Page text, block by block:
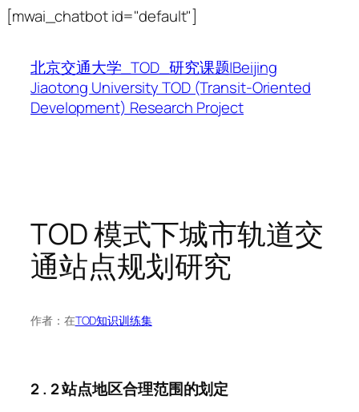
[mwai_chatbot id="default"]
内
容
北京交通大学_TOD_研究课题|Beijing
Jiaotong University TOD (Transit-Oriented
Development) Research Project
TOD 模式下城市轨道交
通站点规划研究
作者： 在TOD知识训练集
2 . 2 站点地区合理范围的划定